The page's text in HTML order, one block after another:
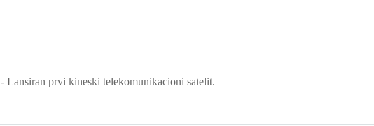
- Lansiran prvi kineski telekomunikacioni satelit.